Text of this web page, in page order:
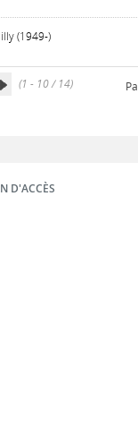
(1949-)
(1 - 10 / 14)
D'ACCÈS